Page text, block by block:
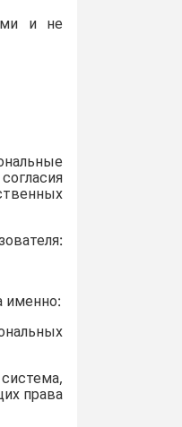
и не
именно:
права